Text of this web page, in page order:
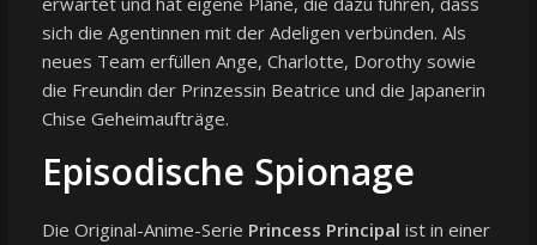
sich die Agentinnen mit der Adeligen verbünden. Als
neues Team erfüllen Ange, Charlotte, Dorothy sowie
die Freundin der Prinzessin Beatrice und die Japanerin
Chise Geheimaufträge.
Episodische Spionage
Die Original-Anime-Serie Princess Principal ist in einer